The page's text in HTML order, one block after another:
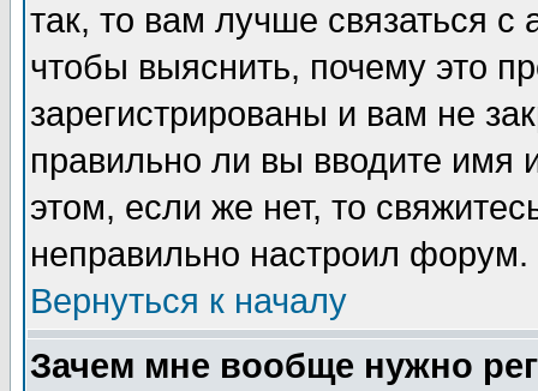
так, то вам лучше связаться
чтобы выяснить, почему это
зарегистрированы и вам не
правильно ли вы вводите
этом, если же нет, то
неправильно настроил форум.
Вернуться к началу
Зачем мне вообще нужно